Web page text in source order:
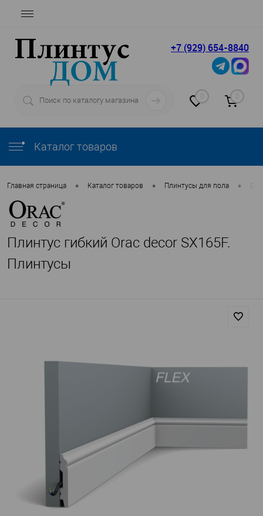
+7 (929) 654-8840
0 0
Каталог товаров
Главная страница • Каталог товаров • Плинтусы для пола •
Плинтус гибкий Orac decor SX165F.
Плинтусы